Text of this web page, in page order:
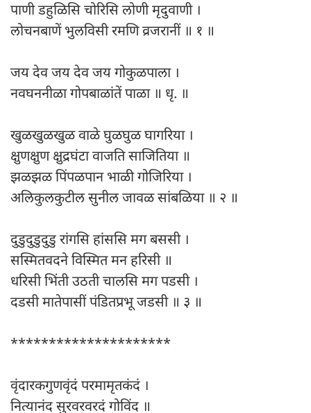
पाणी डहुळिसि चोरिसि लोणी मृदुवाणी ।
लोचनबाणें भुलविसी रमणि व्रजरानीं ॥ १ ॥
जय देव जय देव जय गोकुळपाला ।
नवघननीळा गोपबाळांतें पाळा ॥ धृ. ॥
खुळखुळखुळ वाळे घुळघुळ घागरिया ।
क्षुणक्षुण क्षुद्रघंटा वाजति साजितिया ॥
झळझळ पिंपळपान भाळी गोजिरिया ।
अलिकुलकुटील सुनील जावळ सांबळिया ॥ २ ॥
दुडुदुडुदुडु रांगसि हांससि मग बससी ।
सस्मितवदने विस्मित मन हरिसी ॥
धरिसी भिंती उठती चालसि मग पडसी ।
दडसी मातेपासीं पंडितप्रभू जडसी ॥ ३ ॥
*********************
वृंदारकगुणवृंदं परमामृतकंदं ।
नित्यानंद सुरवरवरदं गोविंद ॥